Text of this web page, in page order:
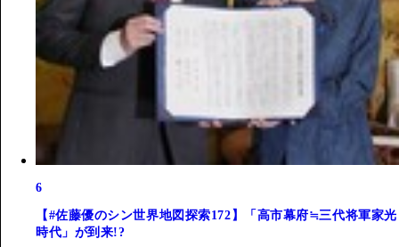
6
【#佐藤優のシン世界地図探索172】「高市幕府≒三代将軍家光
時代」が到来!?